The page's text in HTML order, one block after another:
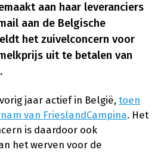
aan haar leveranciers
aan de Belgische
het zuivelconcern voor
uit te betalen van
jaar actief in België,toen
van FrieslandCampina. Het
is daardoor ook
het werven voor de